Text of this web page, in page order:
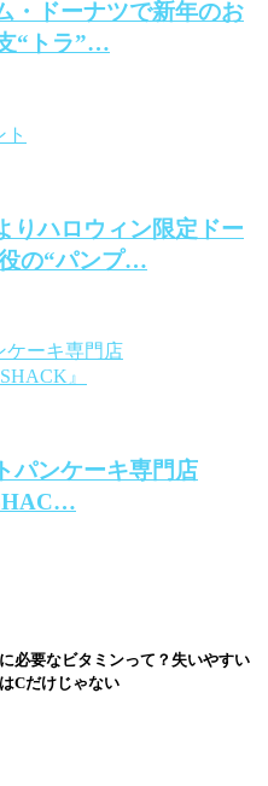
・ドーナツで新年のお
“トラ”…
りハロウィン限定ドー
の“パンプ…
パンケーキ専門店
必要なビタミンって？失いやすい
Cだけじゃない